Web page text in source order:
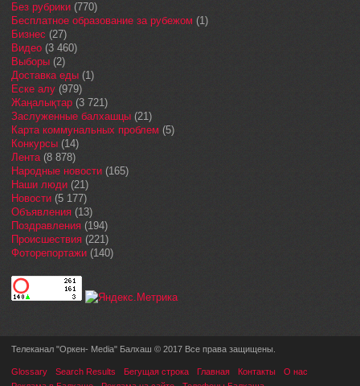
Без рубрики (770)
Бесплатное образование за рубежом (1)
Бизнес (27)
Видео (3 460)
Выборы (2)
Доставка еды (1)
Еске алу (979)
Жаңалықтар (3 721)
Заслуженные балхашцы (21)
Карта коммунальных проблем (5)
Конкурсы (14)
Лента(8 878)
Народные новости (165)
Наши люди (21)
Новости (5 177)
Объявления (13)
Поздравления (194)
Происшествия (221)
Фоторепортажи (140)
Телеканал "Оркен- Media" Балхаш © 2017 Все права защищены.
Glossary Search Results Бегущая строка Главная Контакты
О нас